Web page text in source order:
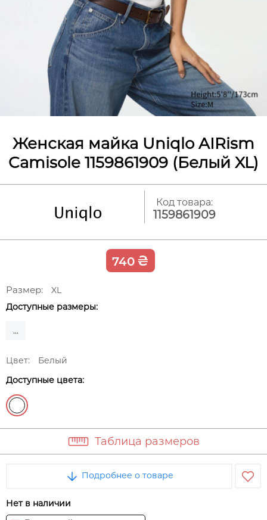
Женская майка Uniqlo AIRism
Camisole 1159861909 (Белый XL)
Код товара:
1159861909
740 ₴
Размер:
XL
Доступные размеры:
...
Цвет:
Белый
Доступные цвета:
Таблица размеров
Подробнее о товаре
Нет в наличии